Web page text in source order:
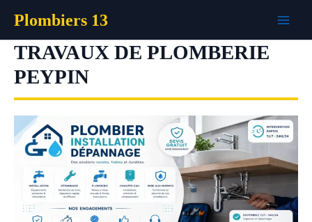
contenu
Plombiers 13
TRAVAUX DE PLOMBERIE
PEYPIN